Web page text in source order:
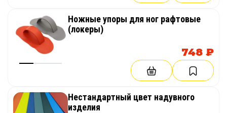
Ножные упоры для ног рафтовые
(локеры)
748 ₽
Нестандартный цвет надувного
изделия